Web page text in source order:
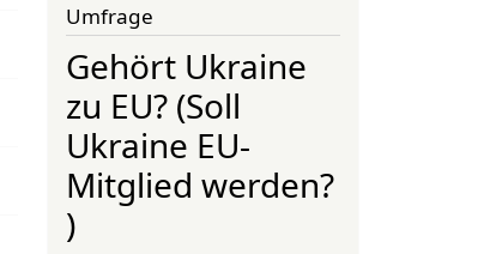
Umfrage
Gehört Ukraine
zu EU? (Soll
Ukraine EU-
Mitglied werden?
)